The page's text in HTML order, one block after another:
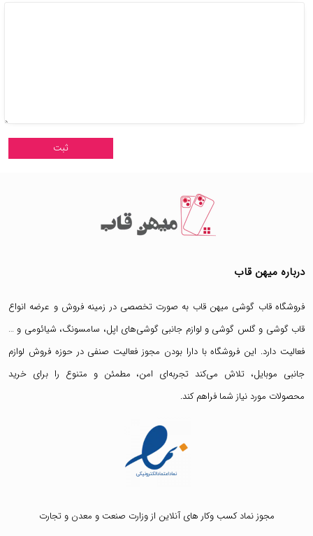
درباره میهن قاب
فروشگاه قاب گوشی میهن قاب به صورت تخصصی در زمینه فروش و عرضه انواع
قاب گوشی وگلس گوشی و لوازم جانبی گوشی‌های اپل، سامسونگ، شیائومی و …
فعالیت دارد. این فروشگاه با دارا بودن مجوز فعالیت صنفی در حوزه فروش لوازم
جانبی موبایل، تلاش می‌کند تجربه‌ای امن، مطمئن و متنوع را برای خرید
محصولات مورد نیاز شما فراهم کند.
مجوز نماد کسب وکار های آنلاین از وزارت صنعت و معدن و تجارت